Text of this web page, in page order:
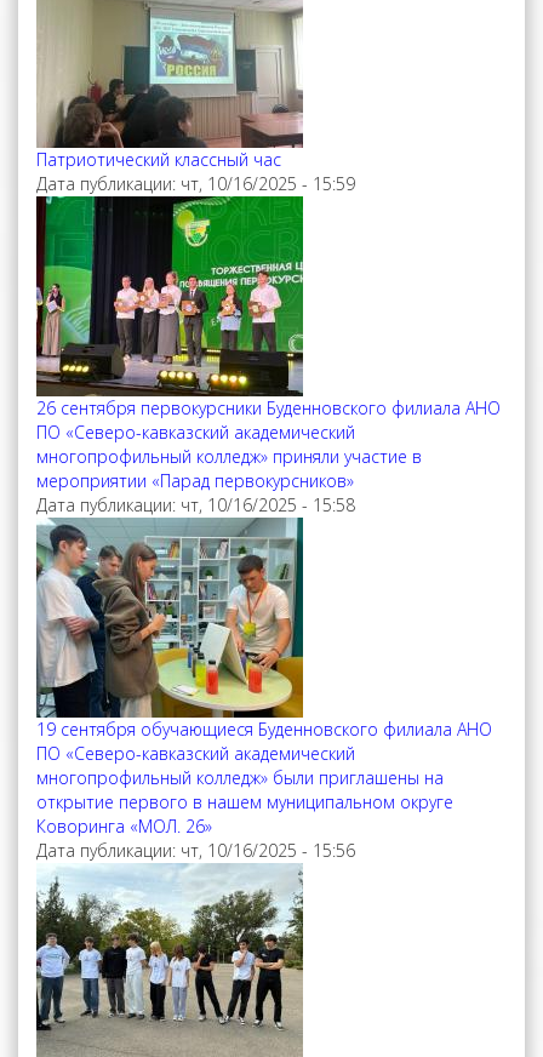
Патриотический классный час
Дата публикации: чт, 10/16/2025 - 15:59
26 сентября первокурсники Буденновского филиала АНО
ПО «Северо-кавказский академический
многопрофильный колледж» приняли участие в
мероприятии «Парад первокурсников»
Дата публикации: чт, 10/16/2025 - 15:58
19 сентября обучающиеся Буденновского филиала АНО
ПО «Северо-кавказский академический
многопрофильный колледж» были приглашены на
открытие первого в нашем муниципальном округе
Коворинга «МОЛ. 26»
Дата публикации: чт, 10/16/2025 - 15:56